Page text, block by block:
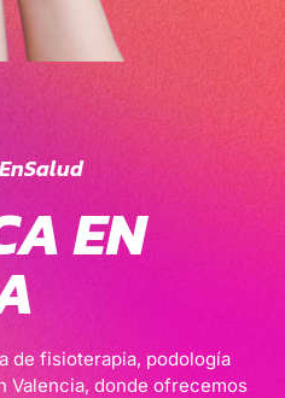
EN
de fisioterapia, podología
Valencia, donde ofrecemos